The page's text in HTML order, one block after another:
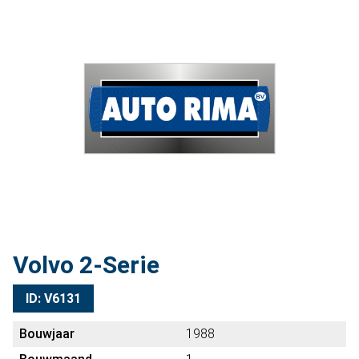
Volvo 2-Serie
ID: V6131
Bouwjaar
1988